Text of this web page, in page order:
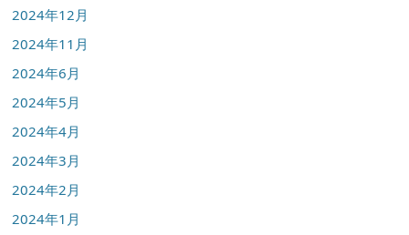
2024年12月
2024年11月
2024年6月
2024年5月
2024年4月
2024年3月
2024年2月
2024年1月